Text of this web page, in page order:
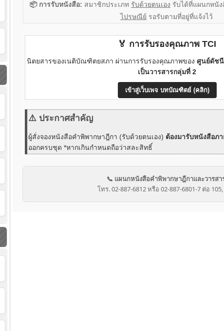
📦 การรับหนังสือ: สมาชิกประเภท รับด้วยตนเอง รับได้ที่แผนกหนั
ไปรษณีย์ รอรับตามที่อยู่ที่แจ้งไว้
🏅 การรับรองคุณภาพ TCI
นิตยสารของเนติบัณฑิตยสภา ผ่านการรับรองคุณภาพของ ศูนย์ดัชนี
เป็นวารสารกลุ่มที่ 2
เข้าสู่เว็บเพจ บทบัณฑิตย์ (คลิก)
⚠️ ประกาศสำคัญ
ผู้สั่งจองหนังสือคำพิพากษาฎีกา (รับด้วยตนเอง) ต้องมารับหนังสือภ
ออกครบชุด *หากเกินกำหนดถือว่าสละสิทธิ์
📞 แผนกหนังสือคำพิพากษาฎีกาและวารสา
โทร. 02-887-6812 หรือ 02-887-6801-7 ต่อ